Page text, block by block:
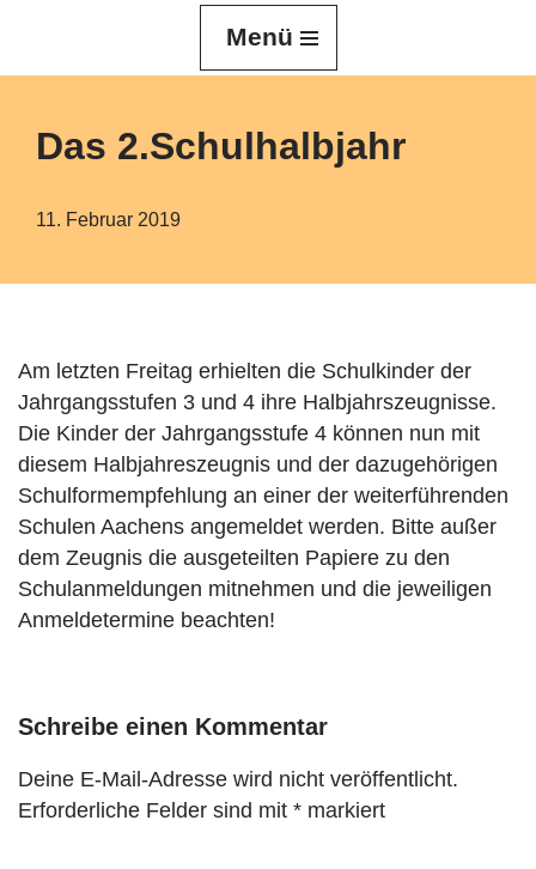
l
p
r
i
n
g
e
n
Menü
Das 2.Schulhalbjahr
11. Februar 2019
Am letzten Freitag erhielten die Schulkinder der
Jahrgangsstufen 3 und 4 ihre Halbjahrszeugnisse.
Die Kinder der Jahrgangsstufe 4 können nun mit
diesem Halbjahreszeugnis und der dazugehörigen
Schulformempfehlung an einer der weiterführenden
Schulen Aachens angemeldet werden. Bitte außer
dem Zeugnis die ausgeteilten Papiere zu den
Schulanmeldungen mitnehmen und die jeweiligen
Anmeldetermine beachten!
Schreibe einen Kommentar
Deine E-Mail-Adresse wird nicht veröffentlicht.
Erforderliche Felder sind mit * markiert